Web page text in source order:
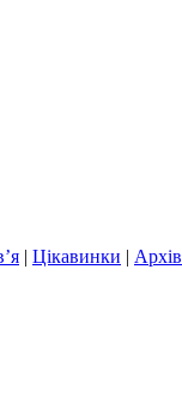
| Цікавинки | Архів